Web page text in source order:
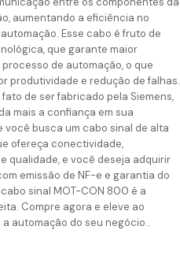
aumentando a eficiência no
Esse cabo é fruto de
que garante maior
de automação, o que
produtividade e redução de falhas.
fato de ser fabricado pela Siemens,
mais a confiança em sua
você busca um cabo sinal de alta
ofereça conectividade,
qualidade, e você deseja adquirir
emissão de NF-e e garantia do
sinal MOT-CON 800 é a
Compre agora e eleve ao
a automação do seu negócio..